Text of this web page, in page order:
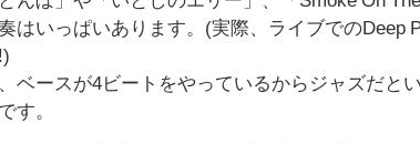
はいっぱいあります。(実際、ライブでのDeep
ベースが4ビートをやっているからジャズだと
す。